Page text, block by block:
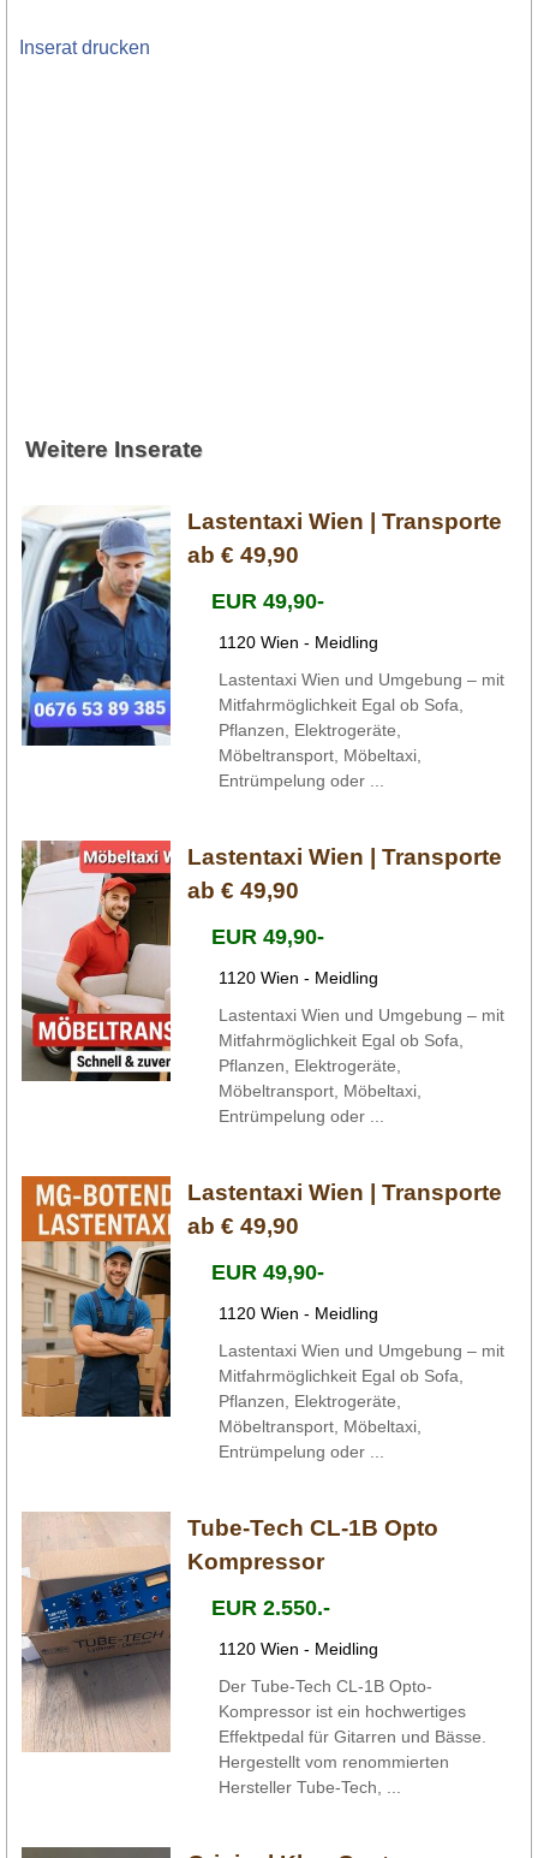
Inserat drucken
Weitere Inserate
Lastentaxi Wien | Transporte
ab € 49,90
EUR 49,90-
1120 Wien - Meidling
Lastentaxi Wien und Umgebung – mit
Mitfahrmöglichkeit Egal ob Sofa,
Pflanzen, Elektrogeräte,
Möbeltransport, Möbeltaxi,
Entrümpelung oder ...
Lastentaxi Wien | Transporte
ab € 49,90
EUR 49,90-
1120 Wien - Meidling
Lastentaxi Wien und Umgebung – mit
Mitfahrmöglichkeit Egal ob Sofa,
Pflanzen, Elektrogeräte,
Möbeltransport, Möbeltaxi,
Entrümpelung oder ...
Lastentaxi Wien | Transporte
ab € 49,90
EUR 49,90-
1120 Wien - Meidling
Lastentaxi Wien und Umgebung – mit
Mitfahrmöglichkeit Egal ob Sofa,
Pflanzen, Elektrogeräte,
Möbeltransport, Möbeltaxi,
Entrümpelung oder ...
Tube-Tech CL-1B Opto
Kompressor
EUR 2.550.-
1120 Wien - Meidling
Der Tube-Tech CL-1B Opto-
Kompressor ist ein hochwertiges
Effektpedal für Gitarren und Bässe.
Hergestellt vom renommierten
Hersteller Tube-Tech, ...